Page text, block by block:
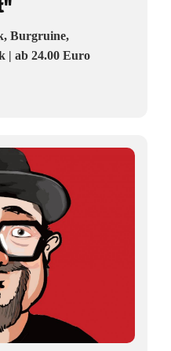
Burgruine,
| ab 24.00 Euro